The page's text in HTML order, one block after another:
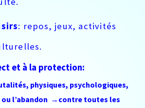
: repos, jeux, activités
et à la protection:
physiques, psychologiques,
ou l’abandon →contre toutes les